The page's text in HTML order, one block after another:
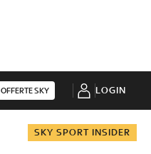
OFFERTE SKY LOGIN
SKY SPORT INSIDER